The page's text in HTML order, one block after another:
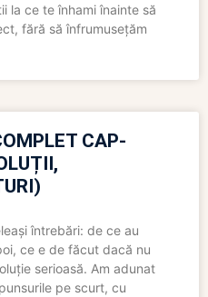
la ce te înhami înainte să
fără să înfrumusețăm
CAP-
întrebări: de ce au
ce e de făcut dacă nu
serioasă. Am adunat
pe scurt, cu